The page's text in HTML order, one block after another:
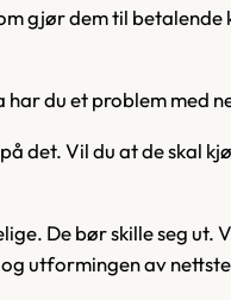
gjør dem til betalende
har du et problem med
det. Vil du at de skal
De bør skille seg ut.
utformingen av